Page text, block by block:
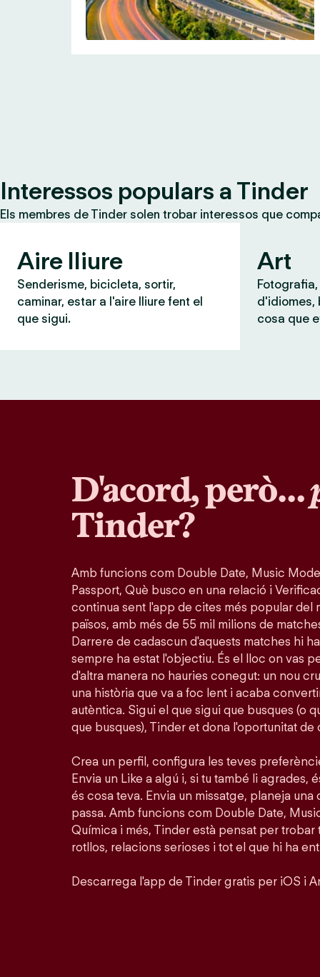
Interessos populars a Tinder
Els membres de Tinder solen trobar interessos que
Aire lliure
Senderisme, bicicleta, sortir,
caminar, estar a l'aire lliure fent el
que sigui.
Art
d'idiomes,
cosa que
D'acord, però…
Tinder?
Amb funcions com Double Date, Music
Passport, Què busco en una relació i
continua sent l'app de cites més popular del
països, amb més de 55 mil milions de
Darrere de cadascun d'aquests matches hi
sempre ha estat l'objectiu. És el lloc on vas
d'altra manera no hauries conegut: un nou
una història que va a foc lent i acaba
autèntica. Sigui el que sigui que busques (o
que busques), Tinder et dona l'oportunitat
Crea un perfil, configura les teves
Envia un Like a algú i, si tu també li agrades,
és cosa teva. Envia un missatge, planeja una
passa. Amb funcions com Double Date,
Química i més, Tinder està pensat per
rotllos, relacions serioses i tot el que hi ha
Descarrega l'app de Tinder gratis per iOS i